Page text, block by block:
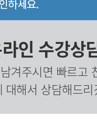
인 수강상
겨주시면 빠르고
대해서 상담해드